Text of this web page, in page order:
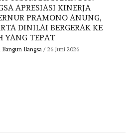
APRESIASI KINERJA
PRAMONO ANUNG,
DINILAI BERGERAK KE
YANG TEPAT
Bangun Bangsa / 26 Juni 2026